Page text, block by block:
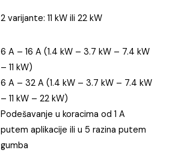
2 varijante: 11 kW ili 22 kW
6 A – 16 A (1.4 kW – 3.7 kW – 7.4 kW
– 11 kW)
6 A – 32 A (1.4 kW – 3.7 kW – 7.4 kW
– 11 kW – 22 kW)
Podešavanje u koracima od 1 A
putem aplikacije ili u 5 razina putem
gumba